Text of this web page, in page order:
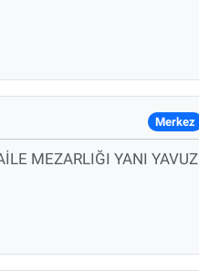
Merkez
MEZARLIĞI YANI YAVUZ